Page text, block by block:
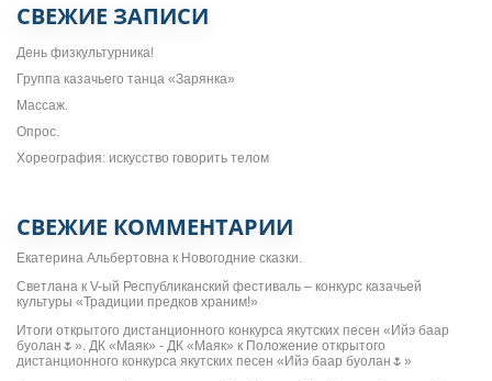
СВЕЖИЕ ЗАПИСИ
День физкультурника!
Группа казачьего танца «Зарянка»
Массаж.
Опрос.
Хореография: искусство говорить телом
СВЕЖИЕ КОММЕНТАРИИ
Екатерина Альбертовна к Новогодние сказки.
Светлана к V-ый Республиканский фестиваль – конкурс казачьей
культуры «Традиции предков храним!»
Итоги открытого дистанционного конкурса якутских песен «Ийэ баар
буолан🌷». ДК «Маяк» - ДК «Маяк» к Положение открытого
дистанционного конкурса якутских песен «Ийэ баар буолан🌷»